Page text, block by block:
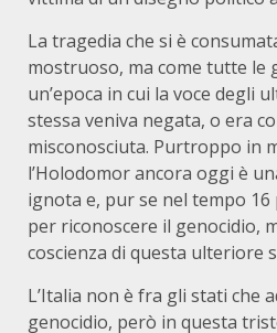
La tragedia che si è
mostruoso, ma come tutte le
un’epoca in cui la voce degli
stessa veniva negata, o era
misconosciuta. Purtroppo in
l’Holodomor ancora oggi è
ignota e, pur se nel tempo
per riconoscere il genocidio,
coscienza di questa ulteriore
L’Italia non è fra gli stati che
genocidio, però in questa